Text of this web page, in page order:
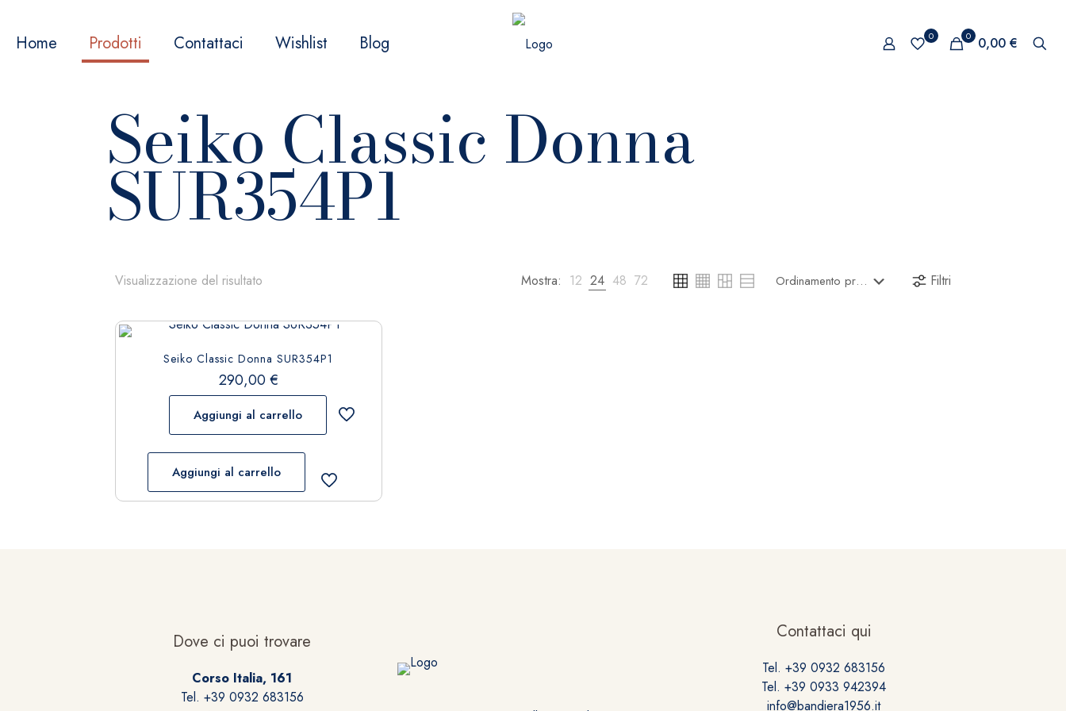
Home Prodotti Contattaci Wishlist Blog 0 0 0,00 €
Seiko Classic Donna
SUR354P1
Visualizzazione del risultato Mostra: 12 24 48 72 Filtri
Seiko Classic Donna SUR354P1
290,00€
Aggiungi al carrello
Aggiungi al carrello
Dove ci puoi trovare
Corso Italia, 161
Tel. +39 0932 683156
Contattaci qui
Tel. +39 0932 683156
Tel. +39 0933 942394
info@bandiera1956.it